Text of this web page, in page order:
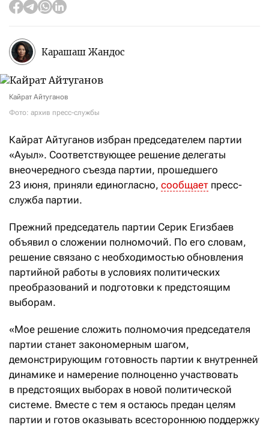
Карашаш Жандос
Кайрат Айтуганов
Фото: архив пресс-службы
Кайрат Айтуганов избран председателем партии
«Ауыл». Соответствующее решение делегаты
внеочередного съезда партии, прошедшего
23 июня, приняли единогласно, сообщает пресс-
служба партии.
Прежний председатель партии Серик Егизбаев
объявил о сложении полномочий. По его словам,
решение связано с необходимостью обновления
партийной работы в условиях политических
преобразований и подготовки к предстоящим
выборам.
«Мое решение сложить полномочия председателя
партии станет закономерным шагом,
демонстрирующим готовность партии к внутренней
динамике и намерение полноценно участвовать
в предстоящих выборах в новой политической
системе. Вместе с тем я остаюсь предан целям
партии и готов оказывать всестороннюю поддержку